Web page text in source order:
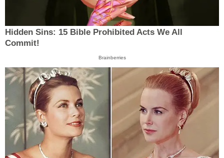
Hidden Sins: 15 Bible Prohibited Acts We All
Commit!
Brainberries